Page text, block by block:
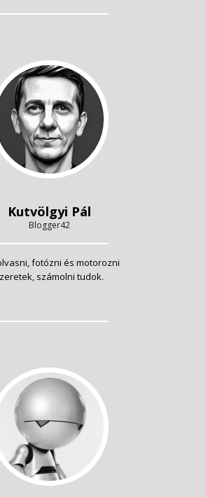
Kutvölgyi Pál
Blogger42
fotózni és motorozni
számolni tudok.